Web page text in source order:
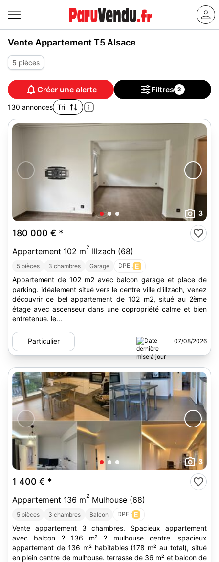
Vente Appartement T5 Alsace
5 pièces
Créer une alerte Filtres 2
130 annonces Tri
3
180 000 € *
Appartement 102 m2 Illzach (68)
5 pièces 3 chambres Garage DPE : E
Appartement de 102 m2 avec balcon garage et place de
parking. idéalement situé vers le centre ville d'illzach, venez
découvrir ce bel appartement de 102 m2, situé au 2ème
étage avec ascenseur dans une copropriété calme et bien
entretenue. le...
Particulier 07/08/2026
3
1 400 € *
Appartement 136 m2 Mulhouse (68)
5 pièces 3 chambres Balcon DPE : E
Vente appartement 3 chambres. Spacieux appartement
avec balcon ? 136 m² ? mulhouse centre. spacieux
appartement de 136 m² habitables (178 m² au total), situé
en plein centre de mulhouse. terrasse de 36 m² et balcon de